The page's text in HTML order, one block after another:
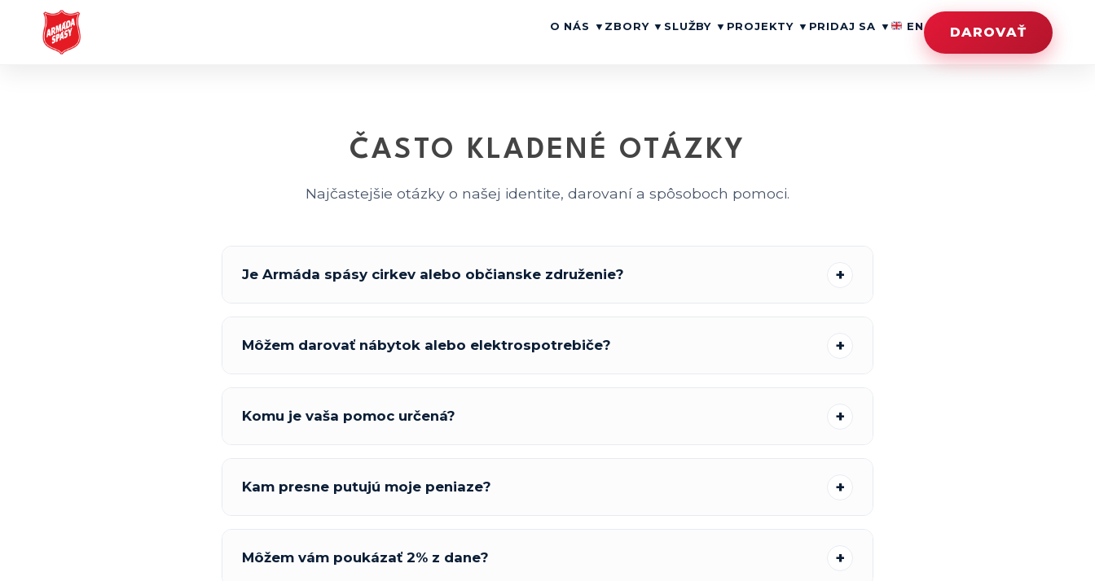
O NÁS ▼ ZBORY ▼ SLUŽBY ▼ PROJEKTY ▼ PRIDAJ SA ▼ EN DAROVAŤ
ČASTO KLADENÉ OTÁZKY
Najčastejšie otázky o našej identite, darovaní a spôsoboch pomoci.
Je Armáda spásy cirkev alebo občianske združenie?
Môžem darovať nábytok alebo elektrospotrebiče?
Komu je vaša pomoc určená?
Kam presne putujú moje peniaze?
Môžem vám poukázať 2% z dane?